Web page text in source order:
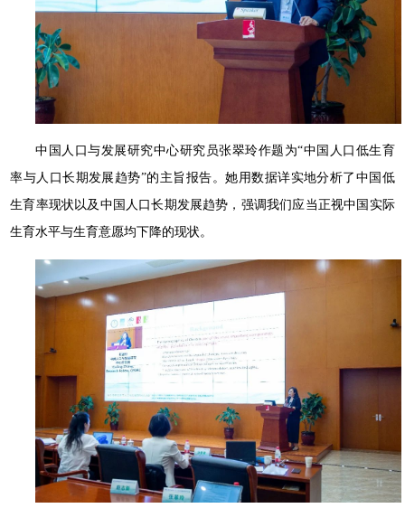
中国人口与发展研究中心研究员张翠玲作题为“中国人口低生育
率与人口长期发展趋势”的主旨报告。她用数据详实地分析了中国低
生育率现状以及中国人口长期发展趋势，强调我们应当正视中国实际
生育水平与生育意愿均下降的现状。